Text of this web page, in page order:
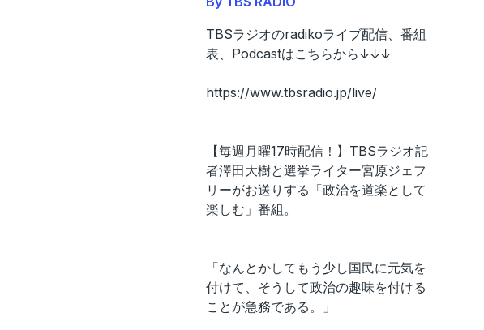
TBSラジオのradikoライブ配信、番組
表、Podcastはこちらから↓↓↓
https://www.tbsradio.jp/live/
【毎週月曜17時配信！】TBSラジオ記
者澤田大樹と選挙ライター宮原ジェフ
リーがお送りする「政治を道楽として
楽しむ」番組。
「なんとかしてもう少し国民に元気を
付けて、そうして政治の趣味を付ける
ことが急務である。」